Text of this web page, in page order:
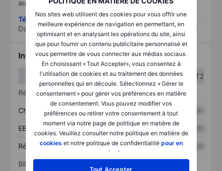
Nos sites web utilisent des cookies pour vous offrir une
meilleure expérience de navigation en permettant, en
optimisant et en analysant les opérations du site, ainsi
que pour fournir un contenu publicitaire personnalisé et
vous permettre de vous connecter aux médias sociaux.
En choisissant « Tout Accepter», vous consentez à
l'utilisation de cookies et au traitement des données
personnelles qui en découle. Sélectionnez « Gérer le
consentement » pour gérer vos préférences en matière
de consentement. Vous pouvez modifier vos
préférences ou retirer votre consentement à tout
moment via notre page de politique en matière de
cookies. Veuillez consulter notre politique en matière de
cookies et notre politique de confidentialité pour en
savoir plus
Tout Accepter
au risque le plus élevé).
Télécharger la méthodologie ESG (en anglais)
Data provided by
/
Informations financières
T1
T2
Résultats
Chiffre d’affaires XXXXXXX XXXXXXX
EBITDA XXXXXXX XXXXXXX
Résultat net XXXXXXX XXXXXXX
Bilan